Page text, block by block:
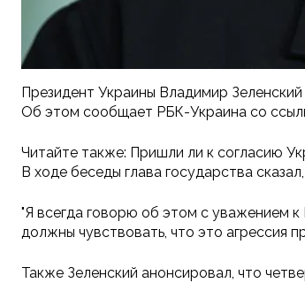
Президент Украины Владимир
Об этом сообщает РБК-Украина со
Читайте также: Пришли ли к согласию
В ходе беседы глава государства
"Я всегда говорю об этом с уважением
должны чувствовать, что это агрессия
Также Зеленский анонсировал, что